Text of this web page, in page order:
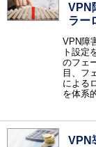
認証
VPN
ラー
VPN障
ト設定
のフェ
目、フ
による
を体系
VPN